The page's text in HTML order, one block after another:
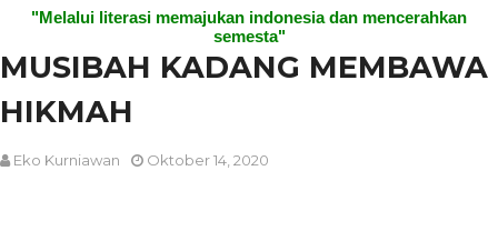
"Melalui literasi memajukan indonesia dan mencerahkan
semesta"
MUSIBAH KADANG MEMBAWA
HIKMAH
Eko Kurniawan Oktober 14, 2020